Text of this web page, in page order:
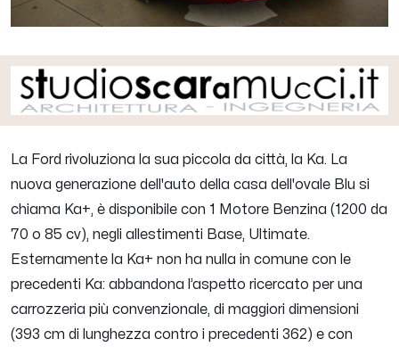
La Ford rivoluziona la sua piccola da città, la Ka. La
nuova generazione dell'auto della casa dell'ovale Blu si
chiama Ka+, è disponibile con 1 Motore Benzina (1200 da
70 o 85 cv), negli allestimenti Base, Ultimate.
Esternamente la Ka+ non ha nulla in comune con le
precedenti Ka: abbandona l’aspetto ricercato per una
carrozzeria più convenzionale, di maggiori dimensioni
(393 cm di lunghezza contro i precedenti 362) e con